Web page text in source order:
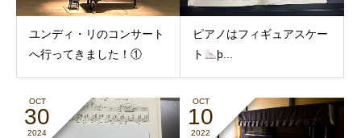
ユンディ・リのコンサート
へ行ってきました！①
ピアノはフィギュアスケー
ト
þ...
OCT
30
2024
OCT
10
2022